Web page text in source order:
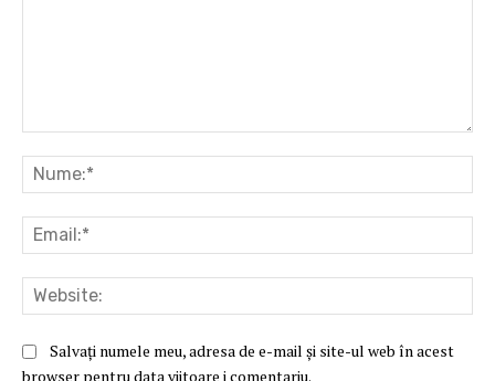
Salvați numele meu, adresa de e-mail și site-ul web în acest
browser pentru data viitoare i comentariu.